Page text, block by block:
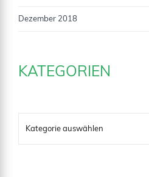
Dezember 2018
KATEGORIEN